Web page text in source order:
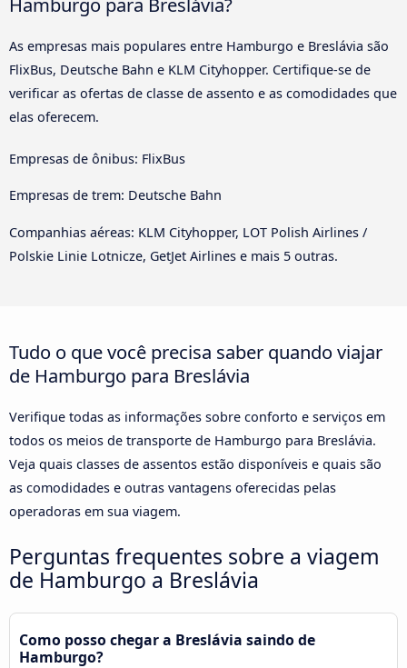
As empresas mais populares entre Hamburgo e Breslávia são
FlixBus, Deutsche Bahn e KLM Cityhopper. Certifique-se de
verificar as ofertas de classe de assento e as comodidades que
elas oferecem.
Empresas de ônibus: FlixBus
Empresas de trem: Deutsche Bahn
Companhias aéreas: KLM Cityhopper, LOT Polish Airlines /
Polskie Linie Lotnicze, GetJet Airlines e mais 5 outras.
Tudo o que você precisa saber quando viajar
de Hamburgo para Breslávia
Verifique todas as informações sobre conforto e serviços em
todos os meios de transporte de Hamburgo para Breslávia.
Veja quais classes de assentos estão disponíveis e quais são
as comodidades e outras vantagens oferecidas pelas
operadoras em sua viagem.
Perguntas frequentes sobre a viagem
de Hamburgo a Breslávia
Como posso chegar a Breslávia saindo de
Hamburgo?